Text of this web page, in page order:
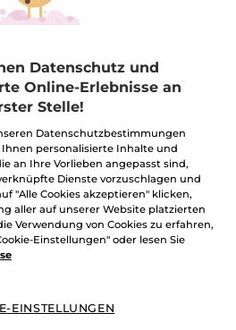
Datenschutz und
Online-Erlebnisse an
Stelle!
Datenschutzbestimmungen
personalisierte Inhalte und
an Ihre Vorlieben angepasst sind,
Dienste vorzuschlagen und
"Alle Cookies akzeptieren" klicken,
aller auf unserer Website platzierten
Verwendung von Cookies zu erfahren,
Einstellungen" oder lesen Sie
EINSTELLUNGEN